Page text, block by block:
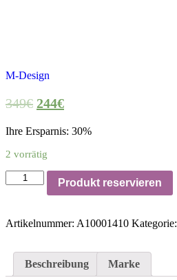
M-Design
349€ 244€
Ihre Ersparnis: 30%
2 vorrätig
Beistelltisch,
Platte
Gestell:
cm
Produkt reservieren
Artikelnummer: A10001410 Kategorie:
Beschreibung Marke